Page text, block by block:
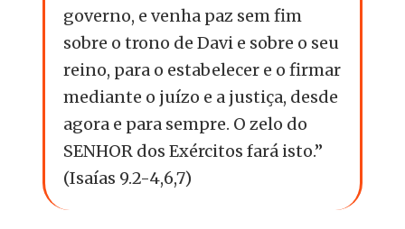
governo, e venha paz sem fim
sobre o trono de Davi e sobre o seu
reino, para o estabelecer e o firmar
mediante o juízo e a justiça, desde
agora e para sempre. O zelo do
SENHOR dos Exércitos fará isto.”
(Isaías 9.2-4,6,7)